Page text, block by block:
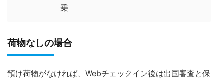
乗
荷物なしの場合
預け荷物がなければ、Webチェックイン後は出国審査と保